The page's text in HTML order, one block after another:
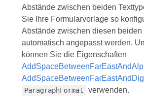
Abstände zwischen beiden
Sie Ihre Formularvorlage so
Abstände zwischen diesen beiden
automatisch angepasst werden.
können Sie die Eigenschaften
ParagraphFormat verwenden.